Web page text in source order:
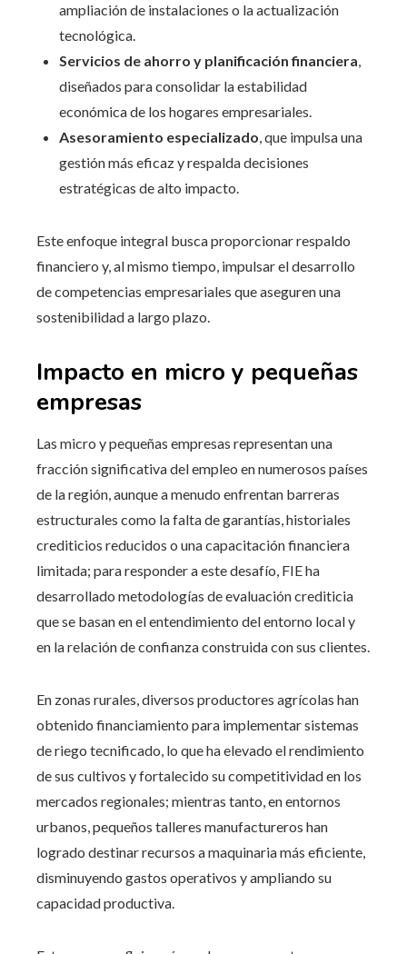
ampliación de instalaciones o la actualización
tecnológica.
Servicios de ahorro y planificación financiera,
diseñados para consolidar la estabilidad
económica de los hogares empresariales.
Asesoramiento especializado, que impulsa una
gestión más eficaz y respalda decisiones
estratégicas de alto impacto.
Este enfoque integral busca proporcionar respaldo
financiero y, al mismo tiempo, impulsar el desarrollo
de competencias empresariales que aseguren una
sostenibilidad a largo plazo.
Impacto en micro y pequeñas
empresas
Las micro y pequeñas empresas representan una
fracción significativa del empleo en numerosos países
de la región, aunque a menudo enfrentan barreras
estructurales como la falta de garantías, historiales
crediticios reducidos o una capacitación financiera
limitada; para responder a este desafío, FIE ha
desarrollado metodologías de evaluación crediticia
que se basan en el entendimiento del entorno local y
en la relación de confianza construida con sus clientes.
En zonas rurales, diversos productores agrícolas han
obtenido financiamiento para implementar sistemas
de riego tecnificado, lo que ha elevado el rendimiento
de sus cultivos y fortalecido su competitividad en los
mercados regionales; mientras tanto, en entornos
urbanos, pequeños talleres manufactureros han
logrado destinar recursos a maquinaria más eficiente,
disminuyendo gastos operativos y ampliando su
capacidad productiva.